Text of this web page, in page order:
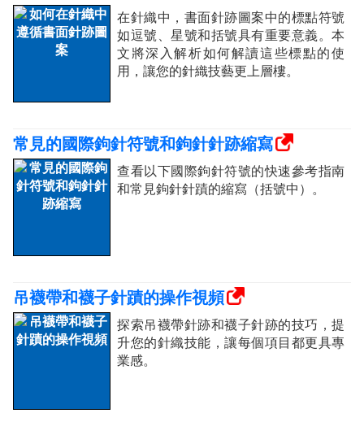
在針織中，書面針跡圖案中的標點符號
如逗號、星號和括號具有重要意義。本
文將深入解析如何解讀這些標點的使
用，讓您的針織技藝更上層樓。
常見的國際鉤針符號和鉤針針跡縮寫
查看以下國際鉤針符號的快速參考指南
和常見鉤針針蹟的縮寫（括號中）。
吊襪帶和襪子針蹟的操作視頻
探索吊襪帶針跡和襪子針跡的技巧，提
升您的針織技能，讓每個項目都更具專
業感。